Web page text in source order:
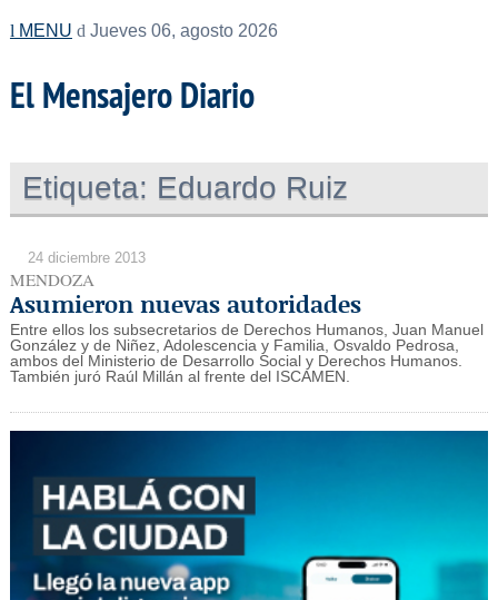
MENU Jueves 06, agosto 2026
El Mensajero Diario
Etiqueta: Eduardo Ruiz
24 diciembre 2013
MENDOZA
Asumieron nuevas autoridades
Entre ellos los subsecretarios de Derechos Humanos, Juan Manuel
González y de Niñez, Adolescencia y Familia, Osvaldo Pedrosa,
ambos del Ministerio de Desarrollo Social y Derechos Humanos.
También juró Raúl Millán al frente del ISCAMEN.